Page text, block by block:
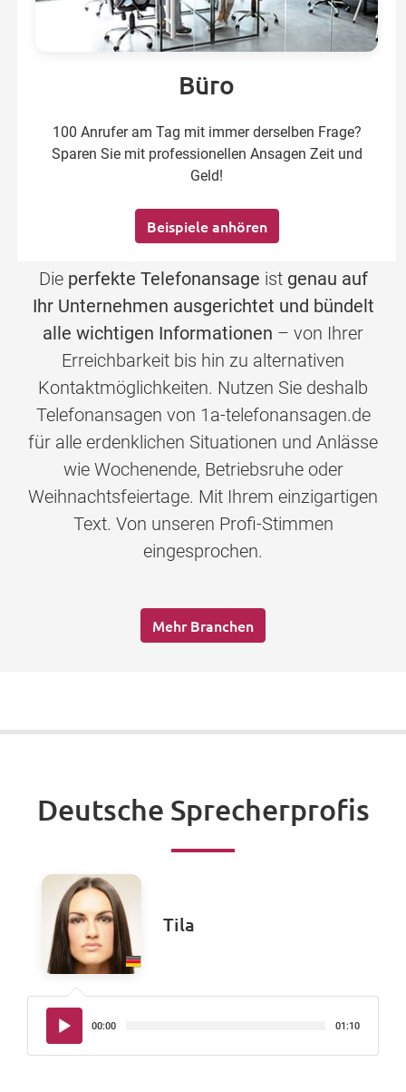
Büro
100 Anrufer am Tag mit immer derselben Frage?
Sparen Sie mit professionellen Ansagen Zeit und
Geld!
Beispiele anhören
Die perfekte Telefonansage ist genau auf
Ihr Unternehmen ausgerichtet und bündelt
alle wichtigen Informationen – von Ihrer
Erreichbarkeit bis hin zu alternativen
Kontaktmöglichkeiten. Nutzen Sie deshalb
Telefonansagen von 1a-telefonansagen.de
für alle erdenklichen Situationen und Anlässe
wie Wochenende, Betriebsruhe oder
Weihnachtsfeiertage. Mit Ihrem einzigartigen
Text. Von unseren Profi-Stimmen
eingesprochen.
Mehr Branchen
Deutsche Sprecherprofis
Tila
Audio-
Player
00:00 01:10